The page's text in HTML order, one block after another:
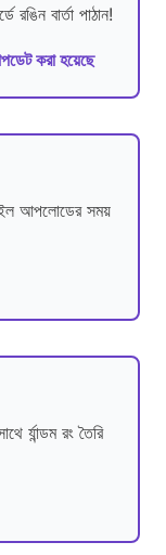
রঙিন বার্তা পাঠান!
করা হয়েছে
আপলোডের সময়
র্যান্ডম রং তৈরি